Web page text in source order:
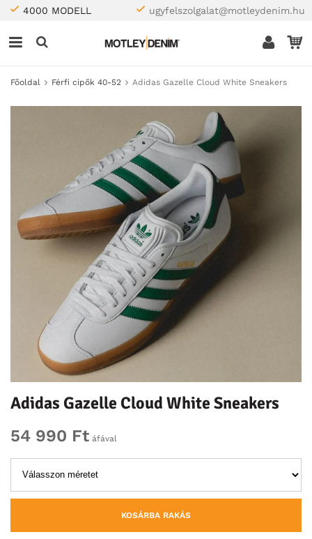
4000 MODELL ugyfelszolgalat@motleydenim.hu
Főoldal Férfi cipők 40-52 Adidas Gazelle Cloud White Sneakers
Adidas Gazelle Cloud White Sneakers
54 990 Ft áfával
KOSÁRBA RAKÁS